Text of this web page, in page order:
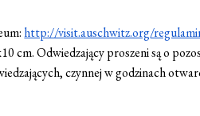
http://visit.auschwitz.org/
Odwiedzający proszeni są o
czynnej w godzinach